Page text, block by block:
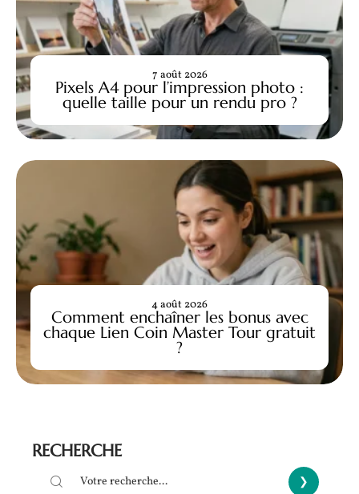
Pixels A4 pour l’impression photo :
quelle taille pour un rendu pro ?
7 août 2026
Comment enchaîner les bonus avec
chaque Lien Coin Master Tour gratuit
?
4 août 2026
RECHERCHE